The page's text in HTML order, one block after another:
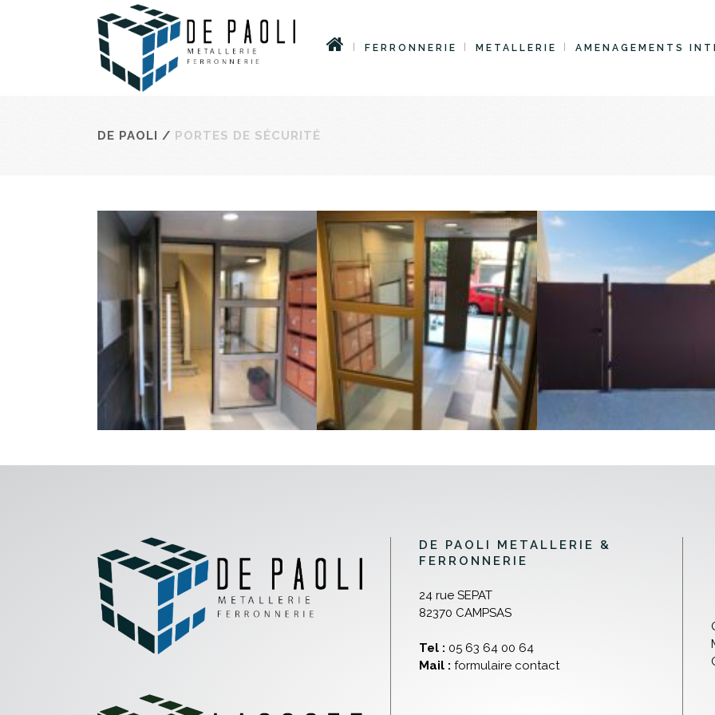
FERRONNERIE METALLERIE AMENAGEMENTS
DE PAOLI / PORTES DE SÉCURITÉ
DE PAOLI METALLERIE &
FERRONNERIE
24 rue SEPAT
82370 CAMPSAS
Tel : 05 63 64 00 64
Mail : formulaire contact